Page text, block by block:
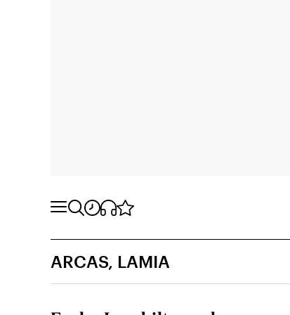
ARCAS, LAMIA